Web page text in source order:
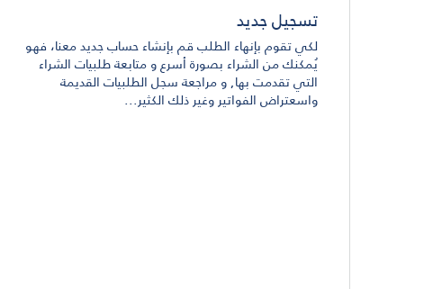
تسجيل جديد
لكي تقوم بإنهاء الطلب قم بإنشاء حساب جديد معنا، فهو
يُمكنك من الشراء بصورة أسرع و متابعة طلبيات الشراء
التي تقدمت بها, و مراجعة سجل الطلبيات القديمة
واسعتراض الفواتير وغير ذلك الكثير...